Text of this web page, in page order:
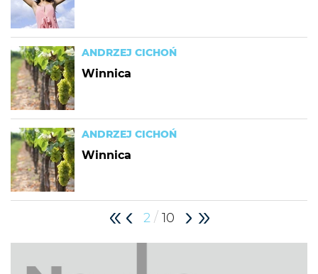
ANDRZEJ CICHOŃ
Winnica
ANDRZEJ CICHOŃ
Winnica
2 / 10